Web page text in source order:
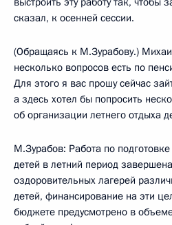
сказал, к осенней сессии.
(Обращаясь к М.Зурабову.)
несколько вопросов есть по
Для этого я вас прошу сейчас
а здесь хотел бы попросить
об организации летнего отдыха
М.Зурабов: Работа по
детей в летний период
оздоровительных лагерей
детей, финансирование на эти
бюджете предусмотрено в